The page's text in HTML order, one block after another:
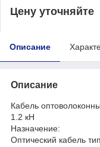
Цену уточняйте
Описание
Описание
Кабель
1.2 кН
Назначение:
Оптический кабель